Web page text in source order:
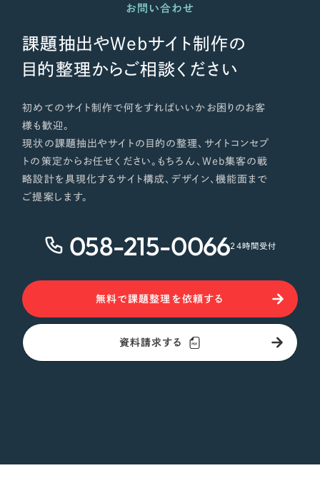
お問い合わせ
課題抽出やWebサイト制作の
目的整理からご相談ください
初めてのサイト制作で何をすればいいかお困りのお客
様も歓迎。
現状の課題抽出やサイトの目的の整理、サイトコンセプ
トの策定からお任せください。もちろん、Web集客の戦
略設計を具現化するサイト構成、デザイン、機能面まで
ご提案します。
058-215-006624時間受付
無料で課題整理を依頼する
資料請求する